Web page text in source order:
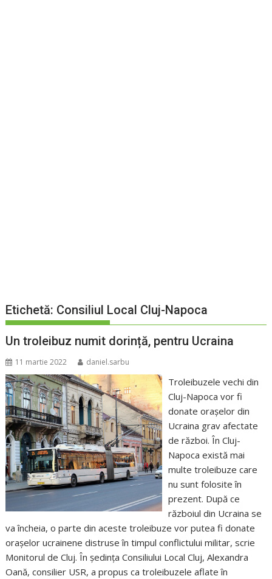
Etichetă: Consiliul Local Cluj-Napoca
Un troleibuz numit dorință, pentru Ucraina
11 martie 2022 daniel.sarbu
Troleibuzele vechi din
Cluj-Napoca vor fi
donate orașelor din
Ucraina grav afectate
de război. În Cluj-
Napoca există mai
multe troleibuze care
nu sunt folosite în
prezent. După ce
războiul din Ucraina se
va încheia, o parte din aceste troleibuze vor putea fi donate
orașelor ucrainene distruse în timpul conflictului militar, scrie
Monitorul de Cluj. În ședința Consiliului Local Cluj, Alexandra
Oană, consilier USR, a propus ca troleibuzele aflate în